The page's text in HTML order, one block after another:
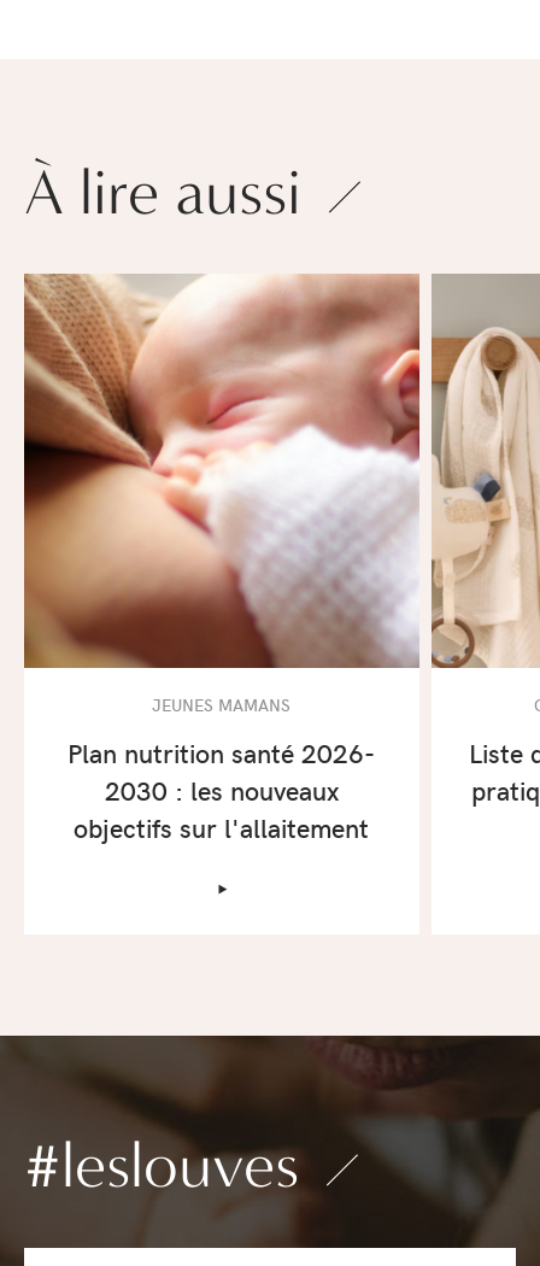
À lire aussi
JEUNES MAMANS
Plan nutrition santé 2026-
2030 : les nouveaux
objectifs sur l'allaitement
‣
Liste
#leslouves